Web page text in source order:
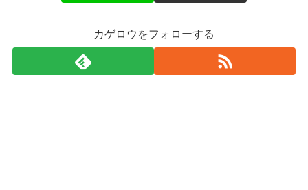
カゲロウをフォローする